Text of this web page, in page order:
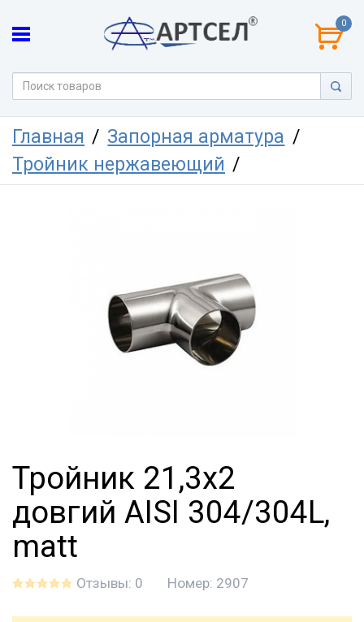
0
Главная
Запорная арматура
Тройник нержавеющий
Тройник 21,3х2
довгий AISI 304/304L,
matt
Отзывы: 0 Номер: 2907